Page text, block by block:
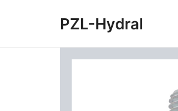
PZL-Hydral